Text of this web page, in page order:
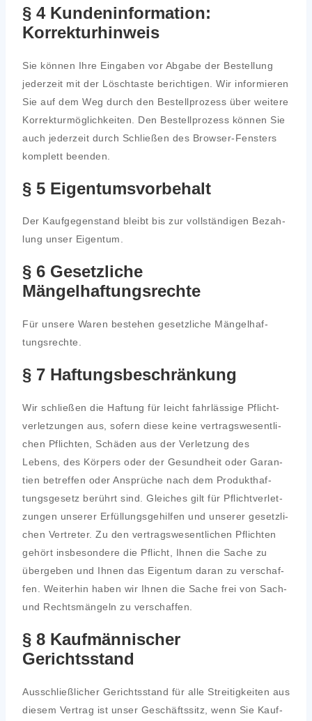
§ 4 Kundeninformation:
Korrekturhinweis
Sie kön­nen Ihre Ein­ga­ben vor Abga­be der Bestel­lung
jeder­zeit mit der Lösch­tas­te berich­ti­gen. Wir infor­mie­ren
Sie auf dem Weg durch den Bestell­pro­zess über wei­te­re
Kor­rek­tur­mög­lich­kei­ten. Den Bestell­pro­zess kön­nen Sie
auch jeder­zeit durch Schlie­ßen des Brow­ser-Fens­ters
kom­plett been­den.
§ 5 Eigentumsvorbehalt
Der Kauf­ge­gen­stand bleibt bis zur voll­stän­di­gen Bezah­
lung unser Eigen­tum.
§ 6 Gesetzliche
Mängelhaftungsrechte
Für unse­re Waren bestehen gesetz­li­che Män­gel­haf­
tungs­rech­te.
§ 7 Haftungsbeschränkung
Wir schlie­ßen die Haf­tung für leicht fahr­läs­si­ge Pflicht­
ver­let­zun­gen aus, sofern die­se kei­ne ver­trags­we­sent­li­
chen Pflich­ten, Schä­den aus der Ver­let­zung des
Lebens, des Kör­pers oder der Gesund­heit oder Garan­
tien betref­fen oder Ansprü­che nach dem Pro­dukt­haf­
tungs­ge­setz berührt sind. Glei­ches gilt für Pflicht­ver­let­
zun­gen unse­rer Erfül­lungs­ge­hil­fen und unse­rer gesetz­li­
chen Ver­tre­ter. Zu den ver­trags­we­sent­li­chen Pflich­ten
gehört ins­be­son­de­re die Pflicht, Ihnen die Sache zu
über­ge­ben und Ihnen das Eigen­tum dar­an zu ver­schaf­
fen. Wei­ter­hin haben wir Ihnen die Sache frei von Sach-
und Rechts­män­geln zu ver­schaf­fen.
§ 8 Kaufmännischer
Gerichtsstand
Aus­schließ­li­cher Gerichts­stand für alle Strei­tig­kei­ten aus
die­sem Ver­trag ist unser Geschäfts­sitz, wenn Sie Kauf­